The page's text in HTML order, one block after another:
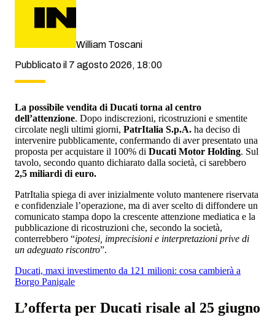
William Toscani
Pubblicato il 7 agosto 2026, 18:00
La possibile vendita di Ducati torna al centro
dell’attenzione. Dopo indiscrezioni, ricostruzioni e smentite
circolate negli ultimi giorni, PatrItalia S.p.A. ha deciso di
intervenire pubblicamente, confermando di aver presentato una
proposta per acquistare il 100% di Ducati Motor Holding. Sul
tavolo, secondo quanto dichiarato dalla società, ci sarebbero
2,5 miliardi di euro.
PatrItalia spiega di aver inizialmente voluto mantenere riservata
e confidenziale l’operazione, ma di aver scelto di diffondere un
comunicato stampa dopo la crescente attenzione mediatica e la
pubblicazione di ricostruzioni che, secondo la società,
conterrebbero “ipotesi, imprecisioni e interpretazioni prive di
un adeguato riscontro”.
Ducati, maxi investimento da 121 milioni: cosa cambierà a
Borgo Panigale
L’offerta per Ducati risale al 25 giugno